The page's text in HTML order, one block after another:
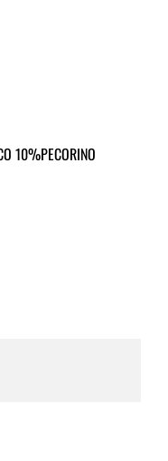
10%PECORINO